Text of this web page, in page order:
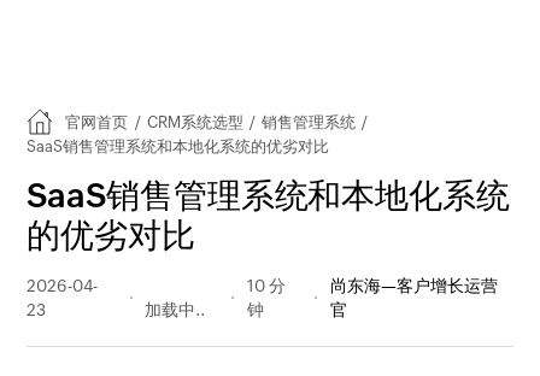
官网首页 / CRM系统选型 / 销售管理系统 /
SaaS销售管理系统和本地化系统的优劣对比
SaaS销售管理系统和本地化系统
的优劣对比
2026-04-
23
量
10 分
钟
尚东海—客户增长运营
官